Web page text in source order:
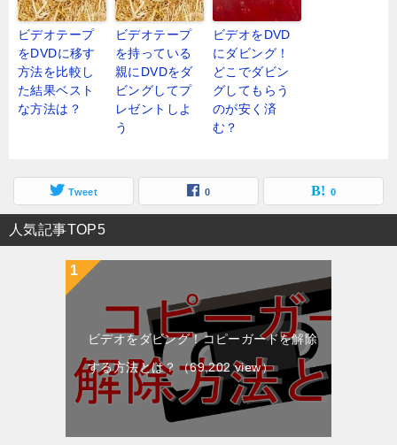
ビデオテープ
をDVDに移す
方法を比較し
た結果ベスト
な方法は？
ビデオテープ
を持っている
親にDVDをダ
ビングしてプ
レゼントしよ
う
ビデオをDVD
にダビング！
どこでダビン
グしてもらう
のが安く済
む？
Tweet 0 0
人気記事TOP5
ビデオをダビング！コピーガードを解除
する方法とは？ （69,202 view）